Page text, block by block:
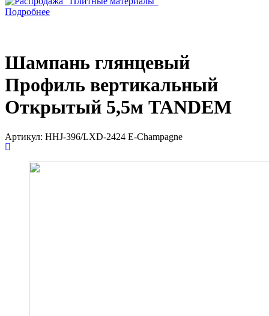
Подробнее
Шампань глянцевый
Профиль вертикальный
Открытый 5,5м TANDEM
Артикул: HHJ-396/LXD-2424 E-Champagne